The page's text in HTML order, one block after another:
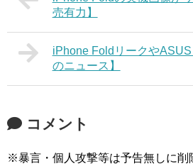
売有力】
iPhone Foldリークや
のニュース】
コメント
※暴言・個人攻撃等は予告無しに削